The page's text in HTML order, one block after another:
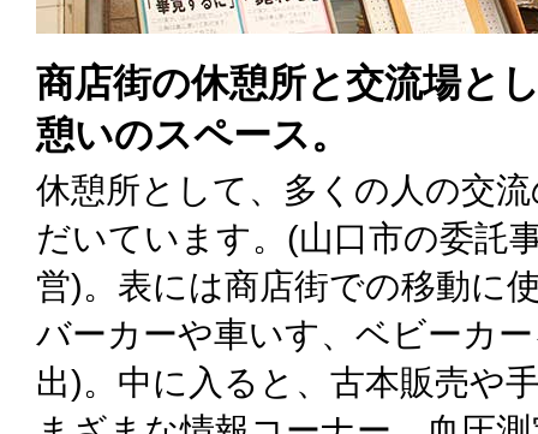
商店街の休憩所と交流場と
憩いのスペース。
休憩所として、多くの人の交
だいています。(山口市の委託
営)。表には商店街での移動に
バーカーや車いす、ベビーカ
出)。中に入ると、古本販売や